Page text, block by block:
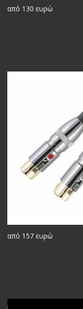
από 130 ευρώ
από 157 ευρώ